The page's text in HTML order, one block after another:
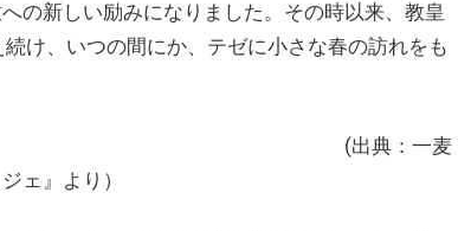
の新しい励みになりました。その時以来、教皇
け、いつの間にか、テゼに小さな春の訪れをも
一麦
ェ』より）